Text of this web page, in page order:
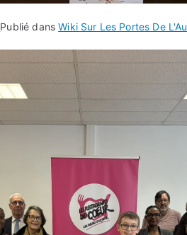
Publié dansWiki Sur Les Portes De